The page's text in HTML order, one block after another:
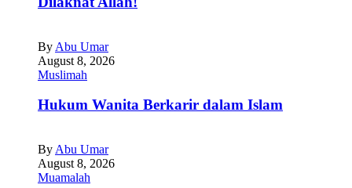
By Abu Umar
August 8, 2026
Muslimah
Hukum Wanita Berkarir dalam Islam
By Abu Umar
August 8, 2026
Muamalah